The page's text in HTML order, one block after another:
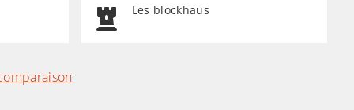
Les blockhaus